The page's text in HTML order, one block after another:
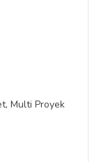
Multi Proyek